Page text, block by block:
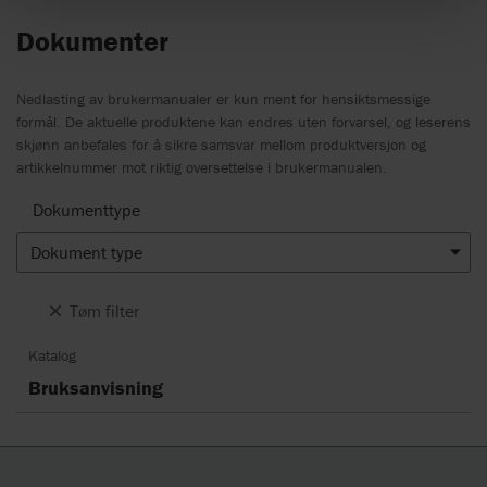
Dokumenter
Nedlasting av brukermanualer er kun ment for hensiktsmessige
formål. De aktuelle produktene kan endres uten forvarsel, og leserens
skjønn anbefales for å sikre samsvar mellom produktversjon og
artikkelnummer mot riktig oversettelse i brukermanualen.
Dokumenttype
Dokument type
Tøm filter
Katalog
Bruksanvisning